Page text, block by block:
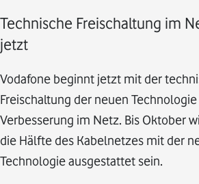
Technische Freischaltung im
jetzt
Vodafone beginnt jetzt mit der
Freischaltung der neuen
Verbesserung im Netz. Bis Oktober
die Hälfte des Kabelnetzes mit der
Technologie ausgestattet sein.